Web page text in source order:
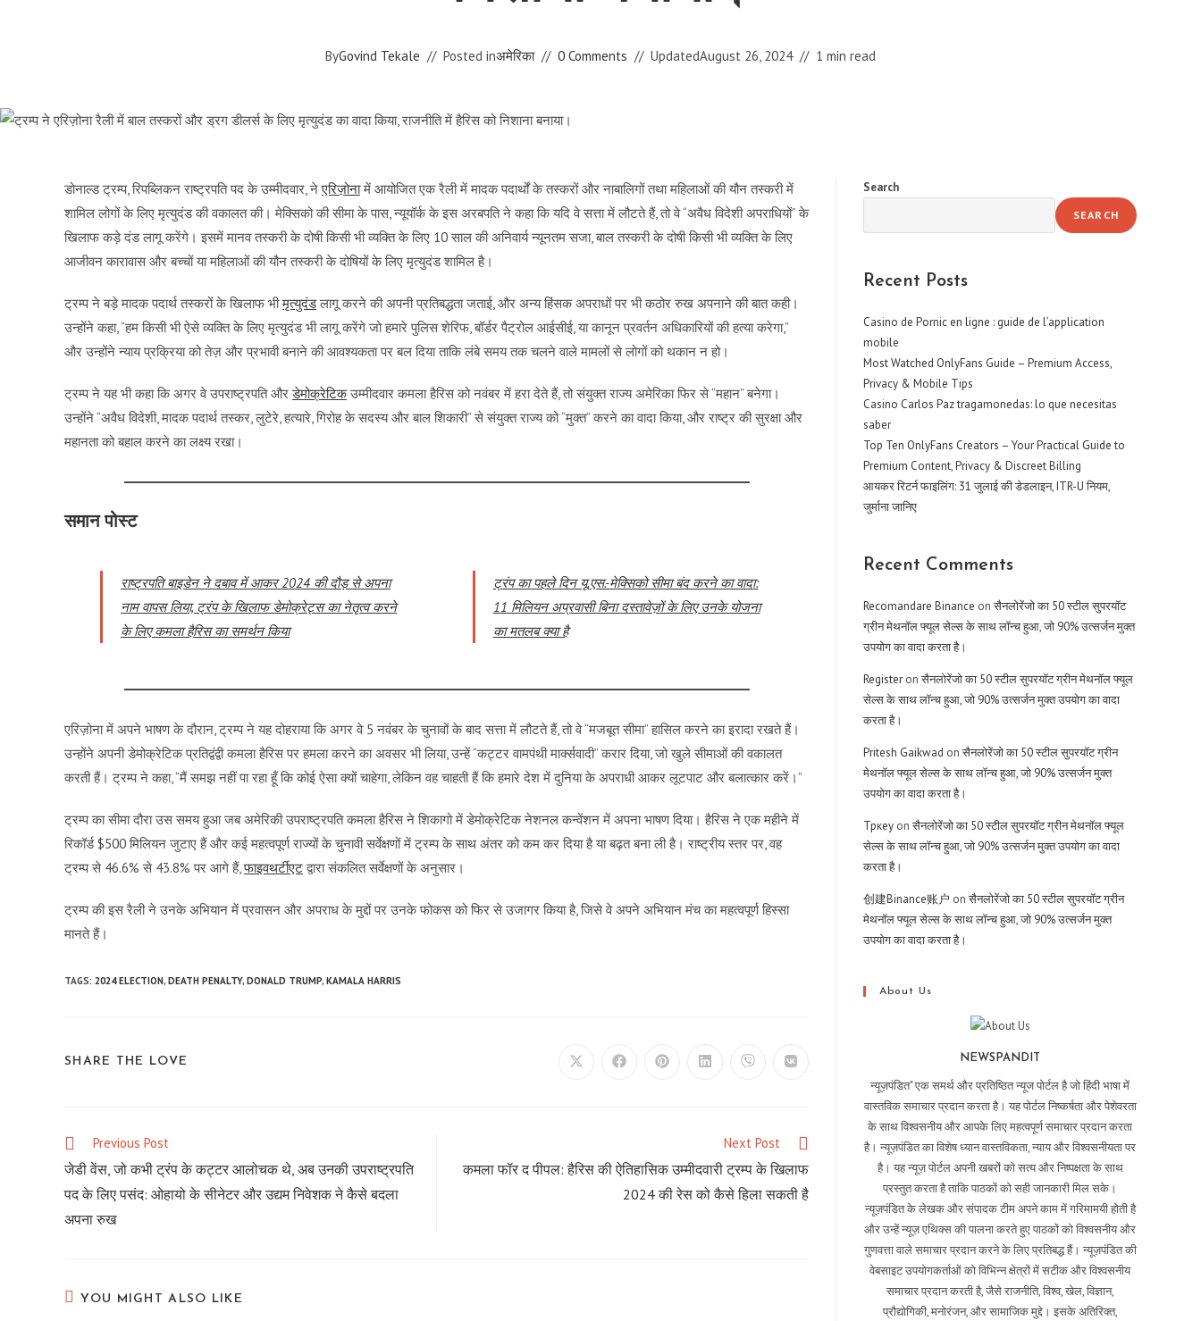
ByGovind Tekale Posted inअमेरिका 0 Comments UpdatedAugust 26, 2024 1 min read
डोनाल्ड ट्रम्प, रिपब्लिकन राष्ट्रपति पद के उम्मीदवार, नेएरिज़ोनामें आयोजित एक रैली में मादक पदार्थों के तस्करों और नाबालिगों तथा महिलाओं की यौन तस्करी में
शामिल लोगों के लिए मृत्युदंड की वकालत की। मेक्सिको की सीमा के पास, न्यूयॉर्क के इस अरबपति ने कहा कि यदि वे सत्ता में लौटते हैं, तो वे “अवैध विदेशी अपराधियों” के
खिलाफ कड़े दंड लागू करेंगे। इसमें मानव तस्करी के दोषी किसी भी व्यक्ति के लिए 10 साल की अनिवार्य न्यूनतम सजा, बाल तस्करी के दोषी किसी भी व्यक्ति के लिए
आजीवन कारावास और बच्चों या महिलाओं की यौन तस्करी के दोषियों के लिए मृत्युदंड शामिल है।
ट्रम्प ने बड़े मादक पदार्थ तस्करों के खिलाफ भीमृत्युदंडलागू करने की अपनी प्रतिबद्धता जताई, और अन्य हिंसक अपराधों पर भी कठोर रुख अपनाने की बात कही।
उन्होंने कहा, “हम किसी भी ऐसे व्यक्ति के लिए मृत्युदंड भी लागू करेंगे जो हमारे पुलिस शेरिफ, बॉर्डर पैट्रोल आईसीई, या कानून प्रवर्तन अधिकारियों की हत्या करेगा,”
और उन्होंने न्याय प्रक्रिया को तेज़ और प्रभावी बनाने की आवश्यकता पर बल दिया ताकि लंबे समय तक चलने वाले मामलों से लोगों को थकान न हो।
ट्रम्प ने यह भी कहा कि अगर वे उपराष्ट्रपति औरडेमोक्रेटिकउम्मीदवार कमला हैरिस को नवंबर में हरा देते हैं, तो संयुक्त राज्य अमेरिका फिर से “महान” बनेगा।
उन्होंने “अवैध विदेशी, मादक पदार्थ तस्कर, लुटेरे, हत्यारे, गिरोह के सदस्य और बाल शिकारी” से संयुक्त राज्य को “मुक्त” करने का वादा किया, और राष्ट्र की सुरक्षा और
महानता को बहाल करने का लक्ष्य रखा।
समान पोस्ट
राष्ट्रपति बाइडेन ने दबाव में आकर 2024 की दौड़ से अपना
नाम वापस लिया, ट्रंप के खिलाफ डेमोक्रेट्स का नेतृत्व करने
के लिए कमला हैरिस का समर्थन किया
ट्रंप का पहले दिन यू.एस.-मेक्सिको सीमा बंद करने का वादा:
11 मिलियन अप्रवासी बिना दस्तावेज़ों के लिए उनके योजना
का मतलब क्या है
एरिज़ोना में अपने भाषण के दौरान, ट्रम्प ने यह दोहराया कि अगर वे 5 नवंबर के चुनावों के बाद सत्ता में लौटते हैं, तो वे “मजबूत सीमा” हासिल करने का इरादा रखते हैं।
उन्होंने अपनी डेमोक्रेटिक प्रतिद्वंद्वी कमला हैरिस पर हमला करने का अवसर भी लिया, उन्हें “कट्टर वामपंथी मार्क्सवादी” करार दिया, जो खुले सीमाओं की वकालत
करती हैं। ट्रम्प ने कहा, “मैं समझ नहीं पा रहा हूँ कि कोई ऐसा क्यों चाहेगा, लेकिन वह चाहती हैं कि हमारे देश में दुनिया के अपराधी आकर लूटपाट और बलात्कार करें।”
ट्रम्प का सीमा दौरा उस समय हुआ जब अमेरिकी उपराष्ट्रपति कमला हैरिस ने शिकागो में डेमोक्रेटिक नेशनल कन्वेंशन में अपना भाषण दिया। हैरिस ने एक महीने में
रिकॉर्ड $500 मिलियन जुटाए हैं और कई महत्वपूर्ण राज्यों के चुनावी सर्वेक्षणों में ट्रम्प के साथ अंतर को कम कर दिया है या बढ़त बना ली है। राष्ट्रीय स्तर पर, वह
ट्रम्प से 46.6% से 43.8% पर आगे हैं,फाइवथर्टीएटद्वारा संकलित सर्वेक्षणों के अनुसार।
ट्रम्प की इस रैली ने उनके अभियान में प्रवासन और अपराध के मुद्दों पर उनके फोकस को फिर से उजागर किया है, जिसे वे अपने अभियान मंच का महत्वपूर्ण हिस्सा
मानते हैं।
TAGS: 2024 ELECTION, DEATH PENALTY, DONALD TRUMP, KAMALA HARRIS
SHARE THE LOVE Opens Opens Opens Opens Opens Opens
Read
more
articles
Previous Post
जेडी वेंस, जो कभी ट्रंप के कट्टर आलोचक थे, अब उनकी उपराष्ट्रपति
पद के लिए पसंद: ओहायो के सीनेटर और उद्यम निवेशक ने कैसे बदला
अपना रुख
Next Post
कमला फॉर द पीपल: हैरिस की ऐतिहासिक उम्मीदवारी ट्रम्प के खिलाफ
2024 की रेस को कैसे हिला सकती है
YOU MIGHT ALSO LIKE
Search
SEARCH
Recent Posts
Casino de Pornic en ligne : guide de l’application
mobile
Most Watched OnlyFans Guide – Premium Access,
Privacy & Mobile Tips
Casino Carlos Paz tragamonedas: lo que necesitas
saber
Top Ten OnlyFans Creators – Your Practical Guide to
Premium Content, Privacy & Discreet Billing
आयकर रिटर्न फाइलिंग: 31 जुलाई की डेडलाइन, ITR-U नियम,
जुर्माना जानिए
Recent Comments
Recomandare Binance onसैनलोरेंजो का 50 स्टील सुपरयॉट
ग्रीन मेथनॉल फ्यूल सेल्स के साथ लॉन्च हुआ, जो 90% उत्सर्जन मुक्त
उपयोग का वादा करता है।
Register onसैनलोरेंजो का 50 स्टील सुपरयॉट ग्रीन मेथनॉल फ्यूल
सेल्स के साथ लॉन्च हुआ, जो 90% उत्सर्जन मुक्त उपयोग का वादा
करता है।
Pritesh Gaikwad onसैनलोरेंजो का 50 स्टील सुपरयॉट ग्रीन
मेथनॉल फ्यूल सेल्स के साथ लॉन्च हुआ, जो 90% उत्सर्जन मुक्त
उपयोग का वादा करता है।
Тркеу onसैनलोरेंजो का 50 स्टील सुपरयॉट ग्रीन मेथनॉल फ्यूल
सेल्स के साथ लॉन्च हुआ, जो 90% उत्सर्जन मुक्त उपयोग का वादा
करता है।
创建Binance账户 onसैनलोरेंजो का 50 स्टील सुपरयॉट ग्रीन
मेथनॉल फ्यूल सेल्स के साथ लॉन्च हुआ, जो 90% उत्सर्जन मुक्त
उपयोग का वादा करता है।
About Us
NEWSPANDIT
न्यूज़पंडित" एक समर्थ और प्रतिष्ठित न्यूज पोर्टल है जो हिंदी भाषा में
वास्तविक समाचार प्रदान करता है। यह पोर्टल निष्कर्षता और पेशेवरता
के साथ विश्वसनीय और आपके लिए महत्वपूर्ण समाचार प्रदान करता
है। न्यूज़पंडित का विशेष ध्यान वास्तविकता, न्याय और विश्वसनीयता पर
है। यह न्यूज़ पोर्टल अपनी खबरों को सत्य और निष्पक्षता के साथ
प्रस्तुत करता है ताकि पाठकों को सही जानकारी मिल सके।
न्यूज़पंडित के लेखक और संपादक टीम अपने काम में गरिमामयी होती है
और उन्हें न्यूज़ एथिक्स की पालना करते हुए पाठकों को विश्वसनीय और
गुणवत्ता वाले समाचार प्रदान करने के लिए प्रतिबद्ध हैं। न्यूज़पंडित की
वेबसाइट उपयोगकर्ताओं को विभिन्न क्षेत्रों में सटीक और विश्वसनीय
समाचार प्रदान करती है, जैसे राजनीति, विश्व, खेल, विज्ञान,
प्रौद्योगिकी, मनोरंजन, और सामाजिक मुद्दे। इसके अतिरिक्त,